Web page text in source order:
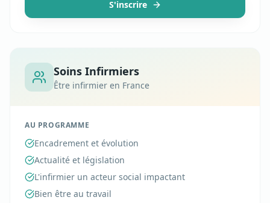
S'inscrire
Soins Infirmiers
Être infirmier en France
AU PROGRAMME
Encadrement et évolution
Actualité et législation
L'infirmier un acteur social impactant
Bien être au travail